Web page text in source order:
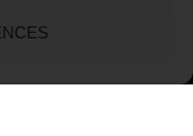
SOCIAL
de-la-